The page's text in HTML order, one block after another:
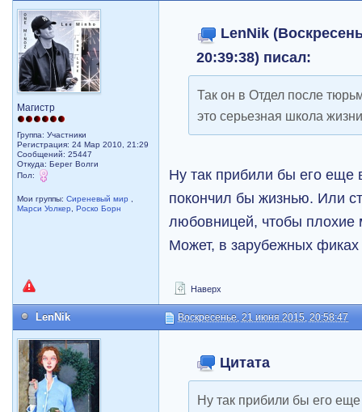
Магистр
Группа: Участники
Регистрация: 24 Мар 2010, 21:29
Сообщений: 25447
Откуда: Берег Волги
Пол:
Мои группы:Сиреневый мир
Марси Уолкер
,Роско Борн
LenNik
20:39:38) писал:
Так он в Отдел после
это серьезная школа
Ну так прибили бы его еще
покончил бы жизнью. Или
любовницей, чтобы плохие
Может, в зарубежных
Наверх
LenNik Воскресенье, 21 июня 2015, 20:58:47
Цитата
Ну так прибили бы его